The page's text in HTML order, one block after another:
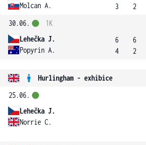
Molcan A.
3
2
30.06.
Lehečka J.
Popyrin A.
1K
6
4
6
2
Hurlingham - exhibice
25.06.
Lehečka J.
Norrie C.